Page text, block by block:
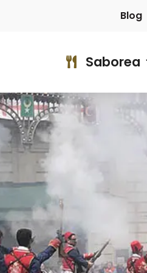
Blog
Saborea
Descubre